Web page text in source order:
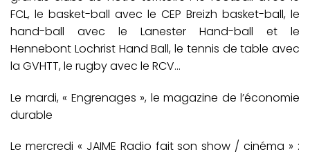
FCL, le basket-ball avec le CEP Breizh basket-ball, le
hand-ball avec le Lanester Hand-ball et le
Hennebont Lochrist Hand Ball, le tennis de table avec
la GVHTT, le rugby avec le RCV…
Le mardi, « Engrenages », le magazine de l’économie
durable
Le mercredi « JAIME Radio fait son show / cinéma » :